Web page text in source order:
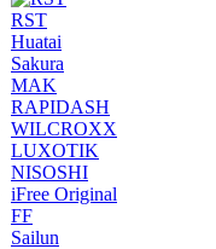
RST
Huatai
Sakura
MAK
RAPIDASH
WILCROXX
LUXOTIK
NISOSHI
iFree Original
FF
Sailun